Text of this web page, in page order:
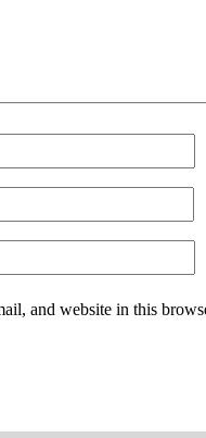
and website in this